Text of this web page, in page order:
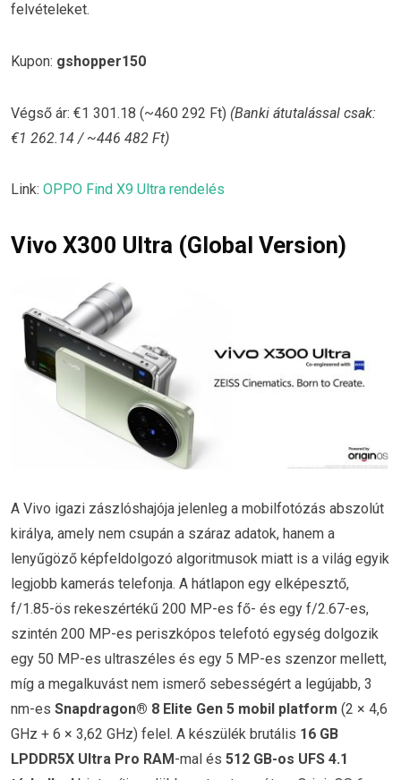
felvételeket.
Kupon: gshopper150
Végső ár: €1 301.18 (~460 292 Ft) (Banki átutalással csak:
€1 262.14 / ~446 482 Ft)
Link: OPPO Find X9 Ultra rendelés
Vivo X300 Ultra (Global Version)
A Vivo igazi zászlóshajója jelenleg a mobilfotózás abszolút
királya, amely nem csupán a száraz adatok, hanem a
lenyűgöző képfeldolgozó algoritmusok miatt is a világ egyik
legjobb kamerás telefonja. A hátlapon egy elképesztő,
f/1.85-ös rekeszértékű 200 MP-es fő- és egy f/2.67-es,
szintén 200 MP-es periszkópos telefotó egység dolgozik
egy 50 MP-es ultraszéles és egy 5 MP-es szenzor mellett,
míg a megalkuvást nem ismerő sebességért a legújabb, 3
nm-es Snapdragon® 8 Elite Gen 5 mobil platform (2 × 4,6
GHz + 6 × 3,62 GHz) felel. A készülék brutális 16 GB
LPDDR5X Ultra Pro RAM-mal és 512 GB-os UFS 4.1